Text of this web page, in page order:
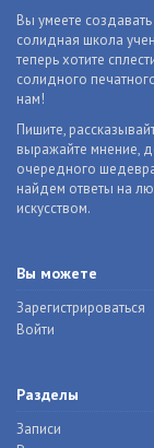
Вы умеете
солидная школа
теперь хотите
солидного
нам!
Пишите,
выражайте мнение,
очередного
найдем ответы на
искусством.
Вы можете
Зарегистрироваться
Войти
Разделы
Записи